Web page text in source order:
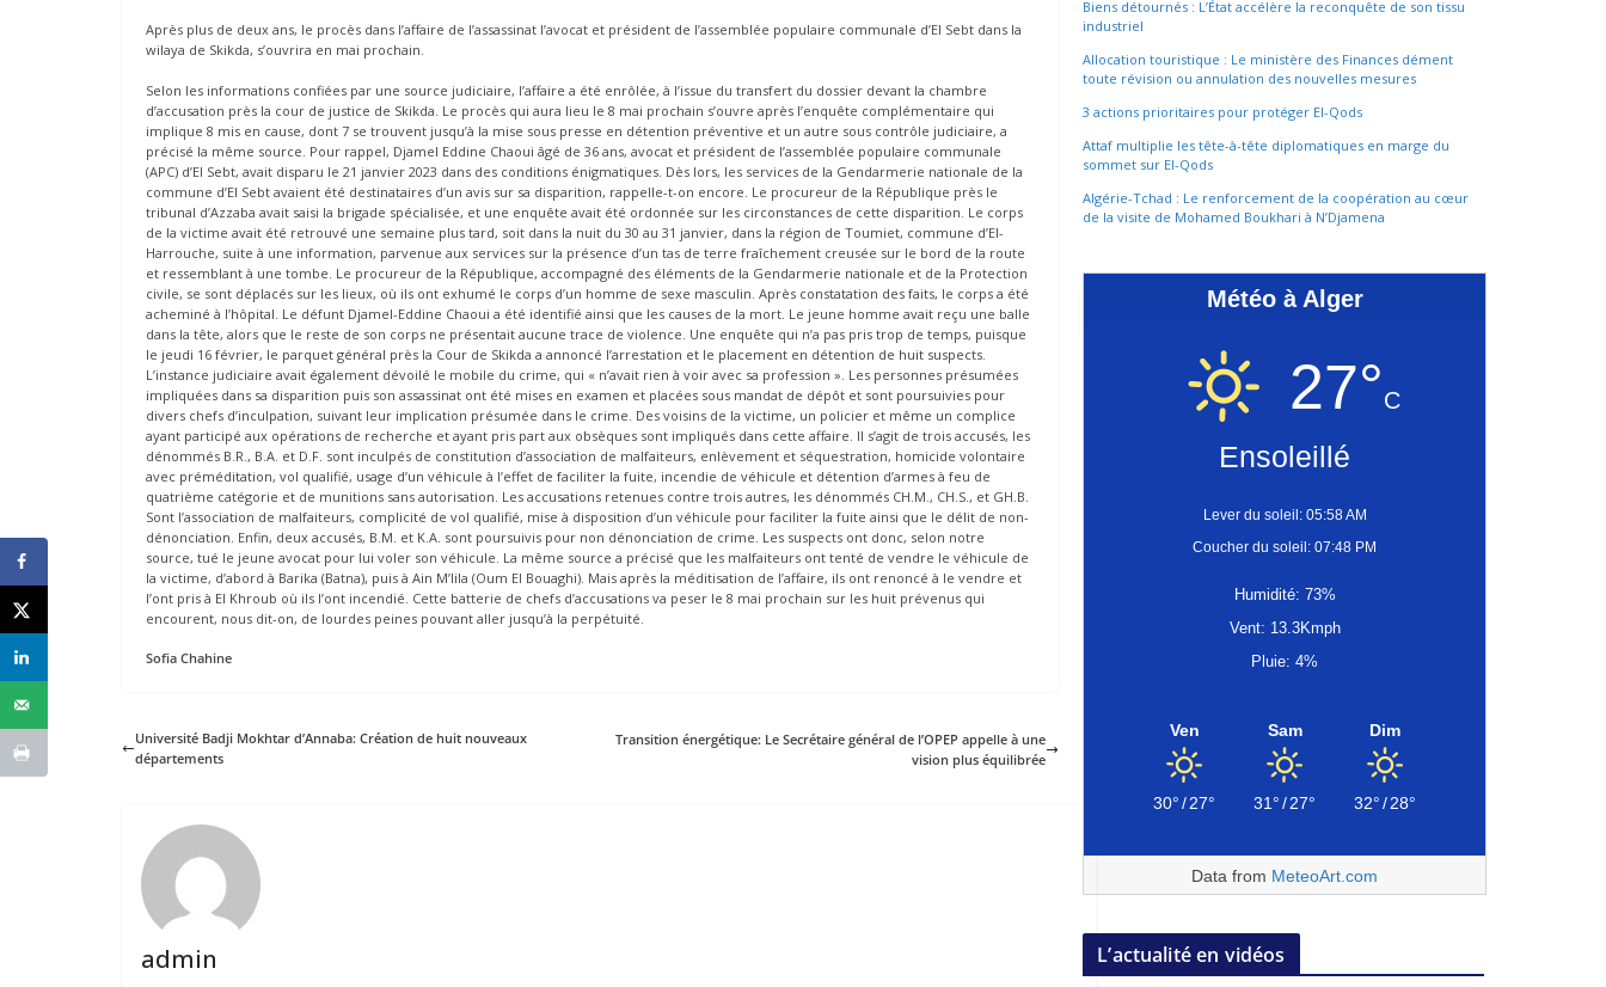
Après plus de deux ans, le procès dans l’affaire de l’assassinat l’avocat et président de l’assemblée populaire communale d’El Sebt dans la
wilaya de Skikda, s’ouvrira en mai prochain.
Selon les informations confiées par une source judiciaire, l’affaire a été enrôlée, à l’issue du transfert du dossier devant la chambre
d’accusation près la cour de justice de Skikda. Le procès qui aura lieu le 8 mai prochain s’ouvre après l’enquête complémentaire qui
implique 8 mis en cause, dont 7 se trouvent jusqu’à la mise sous presse en détention préventive et un autre sous contrôle judiciaire, a
précisé la même source. Pour rappel, Djamel Eddine Chaoui âgé de 36 ans, avocat et président de l’assemblée populaire communale
(APC) d’El Sebt, avait disparu le 21 janvier 2023 dans des conditions énigmatiques. Dès lors, les services de la Gendarmerie nationale de la
commune d’El Sebt avaient été destinataires d’un avis sur sa disparition, rappelle-t-on encore. Le procureur de la République près le
tribunal d’Azzaba avait saisi la brigade spécialisée, et une enquête avait été ordonnée sur les circonstances de cette disparition. Le corps
de la victime avait été retrouvé une semaine plus tard, soit dans la nuit du 30 au 31 janvier, dans la région de Toumiet, commune d’El-
Harrouche, suite à une information, parvenue aux services sur la présence d’un tas de terre fraîchement creusée sur le bord de la route
et ressemblant à une tombe. Le procureur de la République, accompagné des éléments de la Gendarmerie nationale et de la Protection
civile, se sont déplacés sur les lieux, où ils ont exhumé le corps d’un homme de sexe masculin. Après constatation des faits, le corps a été
acheminé à l’hôpital. Le défunt Djamel-Eddine Chaoui a été identifié ainsi que les causes de la mort. Le jeune homme avait reçu une balle
dans la tête, alors que le reste de son corps ne présentait aucune trace de violence. Une enquête qui n’a pas pris trop de temps, puisque
le jeudi 16 février, le parquet général près la Cour de Skikda a annoncé l’arrestation et le placement en détention de huit suspects.
L’instance judiciaire avait également dévoilé le mobile du crime, qui « n’avait rien à voir avec sa profession ». Les personnes présumées
impliquées dans sa disparition puis son assassinat ont été mises en examen et placées sous mandat de dépôt et sont poursuivies pour
divers chefs d’inculpation, suivant leur implication présumée dans le crime. Des voisins de la victime, un policier et même un complice
ayant participé aux opérations de recherche et ayant pris part aux obsèques sont impliqués dans cette affaire. Il s’agit de trois accusés, les
dénommés B.R., B.A. et D.F. sont inculpés de constitution d’association de malfaiteurs, enlèvement et séquestration, homicide volontaire
avec préméditation, vol qualifié, usage d’un véhicule à l’effet de faciliter la fuite, incendie de véhicule et détention d’armes à feu de
quatrième catégorie et de munitions sans autorisation. Les accusations retenues contre trois autres, les dénommés CH.M., CH.S., et GH.B.
Sont l’association de malfaiteurs, complicité de vol qualifié, mise à disposition d’un véhicule pour faciliter la fuite ainsi que le délit de non-
dénonciation. Enfin, deux accusés, B.M. et K.A. sont poursuivis pour non dénonciation de crime. Les suspects ont donc, selon notre
source, tué le jeune avocat pour lui voler son véhicule. La même source a précisé que les malfaiteurs ont tenté de vendre le véhicule de
la victime, d’abord à Barika (Batna), puis à Ain M’lila (Oum El Bouaghi). Mais après la méditisation de l’affaire, ils ont renoncé à le vendre et
l’ont pris à El Khroub où ils l’ont incendié. Cette batterie de chefs d’accusations va peser le 8 mai prochain sur les huit prévenus qui
encourent, nous dit-on, de lourdes peines pouvant aller jusqu’à la perpétuité.
Sofia Chahine
Université Badji Mokhtar d’Annaba: Création de huit nouveaux
départements
Transition énergétique: Le Secrétaire général de l’OPEP appelle à une
vision plus équilibrée
admin
Biens détournés : L’État accélère la reconquête de son tissu
industriel
Allocation touristique : Le ministère des Finances dément
toute révision ou annulation des nouvelles mesures
3 actions prioritaires pour protéger El-Qods
Attaf multiplie les tête-à-tête diplomatiques en marge du
sommet sur El-Qods
Algérie-Tchad : Le renforcement de la coopération au cœur
de la visite de Mohamed Boukhari à N’Djamena
Météo à Alger
27°C
Ensoleillé
Lever du soleil: 05:58 AM
Coucher du soleil: 07:48 PM
Humidité: 73%
Vent: 13.3Kmph
Pluie: 4%
Ven
30°/27°
Sam
31°/27°
Dim
32°/28°
Data from MeteoArt.com
L’actualité en vidéos